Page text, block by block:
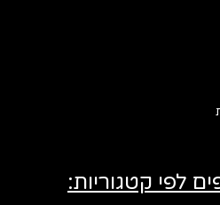
לפי קטגוריות: